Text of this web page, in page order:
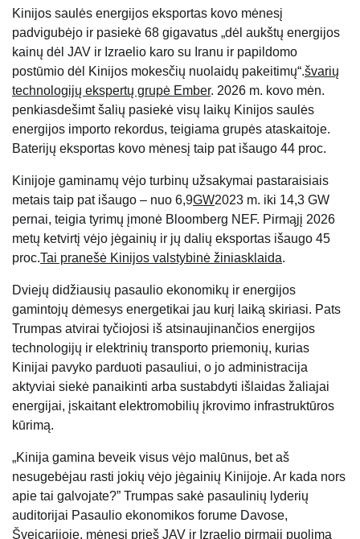
Kinijos saulės energijos eksportas kovo mėnesį
padvigubėjo ir pasiekė 68 gigavatus „dėl aukštų energijos
kainų dėl JAV ir Izraelio karo su Iranu ir papildomo
postūmio dėl Kinijos mokesčių nuolaidų pakeitimų“.švarių
technologijų ekspertų grupė Ember. 2026 m. kovo mėn.
penkiasdešimt šalių pasiekė visų laikų Kinijos saulės
energijos importo rekordus, teigiama grupės ataskaitoje.
Baterijų eksportas kovo mėnesį taip pat išaugo 44 proc.
Kinijoje gaminamų vėjo turbinų užsakymai pastaraisiais
metais taip pat išaugo – nuo ​​6,9GW2023 m. iki 14,3 GW
pernai, teigia tyrimų įmonė Bloomberg NEF. Pirmąjį 2026
metų ketvirtį vėjo jėgainių ir jų dalių eksportas išaugo 45
proc.Tai pranešė Kinijos valstybinė žiniasklaida.
Dviejų didžiausių pasaulio ekonomikų ir energijos
gamintojų dėmesys energetikai jau kurį laiką skiriasi. Pats
Trumpas atvirai tyčiojosi iš atsinaujinančios energijos
technologijų ir elektrinių transporto priemonių, kurias
Kinijai pavyko parduoti pasauliui, o jo administracija
aktyviai siekė panaikinti arba sustabdyti išlaidas žaliajai
energijai, įskaitant elektromobilių įkrovimo infrastruktūros
kūrimą.
„Kinija gamina beveik visus vėjo malūnus, bet aš
nesugebėjau rasti jokių vėjo jėgainių Kinijoje. Ar kada nors
apie tai galvojate?” Trumpas sakė pasaulinių lyderių
auditorijai Pasaulio ekonomikos forume Davose,
Šveicarijoje, mėnesį prieš JAV ir Izraelio pirmąjį puolimą